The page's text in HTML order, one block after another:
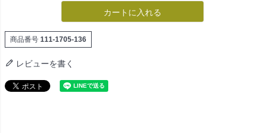
カートに入れる
商品番号 111-1705-136
レビューを書く